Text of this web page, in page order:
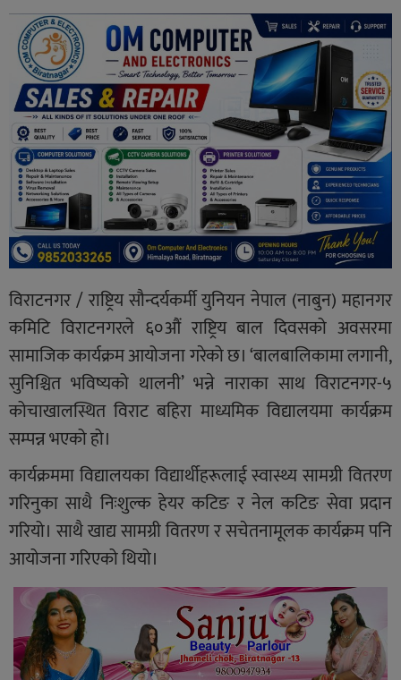
विराटनगर / राष्ट्रिय सौन्दर्यकर्मी युनियन नेपाल (नाबुन) महानगर
कमिटि विराटनगरले ६०औं राष्ट्रिय बाल दिवसको अवसरमा
सामाजिक कार्यक्रम आयोजना गरेको छ। ‘बालबालिकामा लगानी,
सुनिश्चित भविष्यको थालनी’ भन्ने नाराका साथ विराटनगर-५
कोचाखालस्थित विराट बहिरा माध्यमिक विद्यालयमा कार्यक्रम
सम्पन्न भएको हो।
कार्यक्रममा विद्यालयका विद्यार्थीहरूलाई स्वास्थ्य सामग्री वितरण
गरिनुका साथै निःशुल्क हेयर कटिङ र नेल कटिङ सेवा प्रदान
गरियो। साथै खाद्य सामग्री वितरण र सचेतनामूलक कार्यक्रम पनि
आयोजना गरिएको थियो।